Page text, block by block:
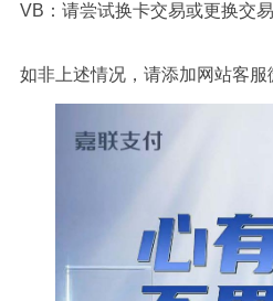
VB：请尝试换卡交易或更换交易
如非上述情况，请添加网站客服